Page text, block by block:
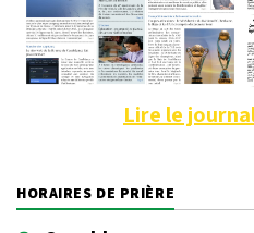
Lire le
HORAIRES DE PRIÈRE